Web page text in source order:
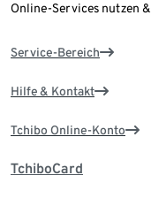
Online-Services nutzen
Service-Bereich
Hilfe & Kontakt
Tchibo Online-Konto
TchiboCard